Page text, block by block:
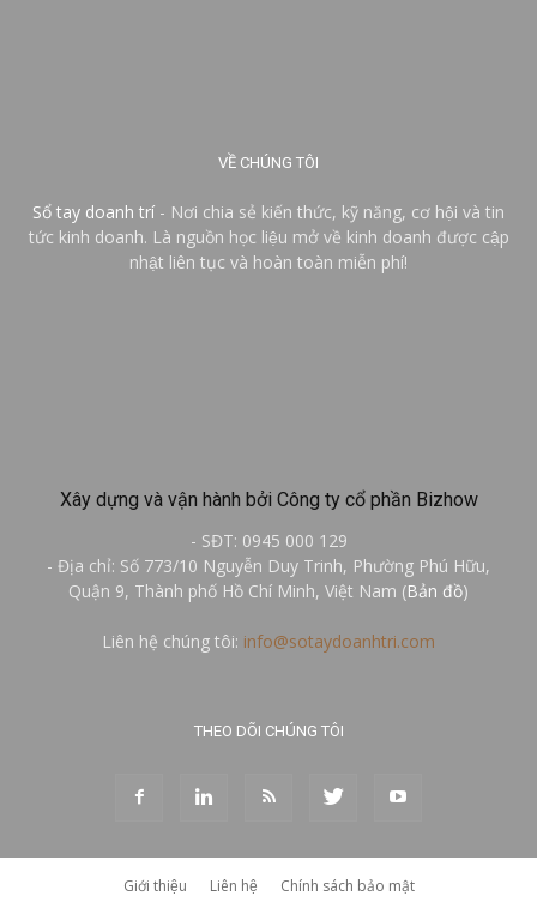
VỀ CHÚNG TÔI
Sổ tay doanh trí - Nơi chia sẻ kiến thức, kỹ năng, cơ hội và tin
tức kinh doanh. Là nguồn học liệu mở về kinh doanh được cập
nhật liên tục và hoàn toàn miễn phí!
Xây dựng và vận hành bởi Công ty cổ phần Bizhow
- SĐT: 0945 000 129
- Địa chỉ: Số 773/10 Nguyễn Duy Trinh, Phường Phú Hữu,
Quận 9, Thành phố Hồ Chí Minh, Việt Nam (Bản đồ)
Liên hệ chúng tôi: info@sotaydoanhtri.com
THEO DÕI CHÚNG TÔI
Giới thiệu Liên hệ Chính sách bảo mật